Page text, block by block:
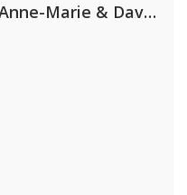
Clean Bandit, Anne-Marie & David Guetta